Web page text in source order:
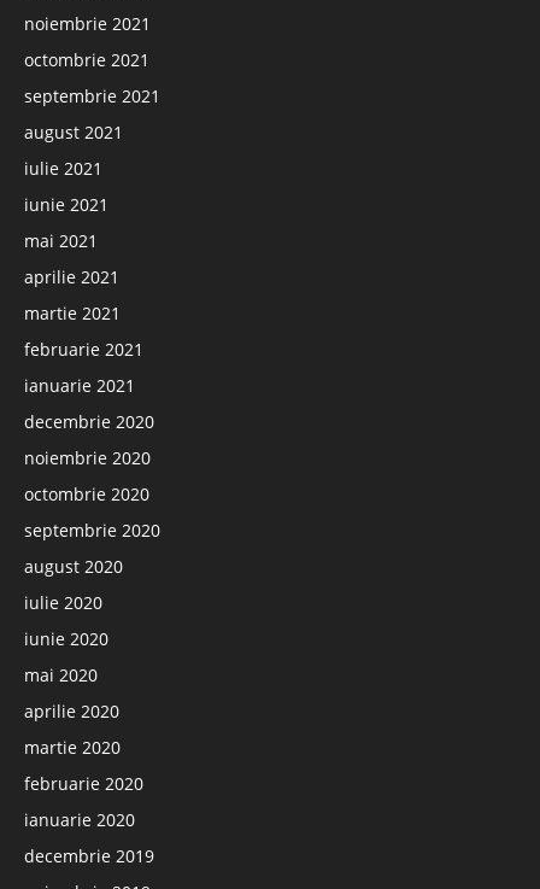
noiembrie 2021
octombrie 2021
septembrie 2021
august 2021
iulie 2021
iunie 2021
mai 2021
aprilie 2021
martie 2021
februarie 2021
ianuarie 2021
decembrie 2020
noiembrie 2020
octombrie 2020
septembrie 2020
august 2020
iulie 2020
iunie 2020
mai 2020
aprilie 2020
martie 2020
februarie 2020
ianuarie 2020
decembrie 2019